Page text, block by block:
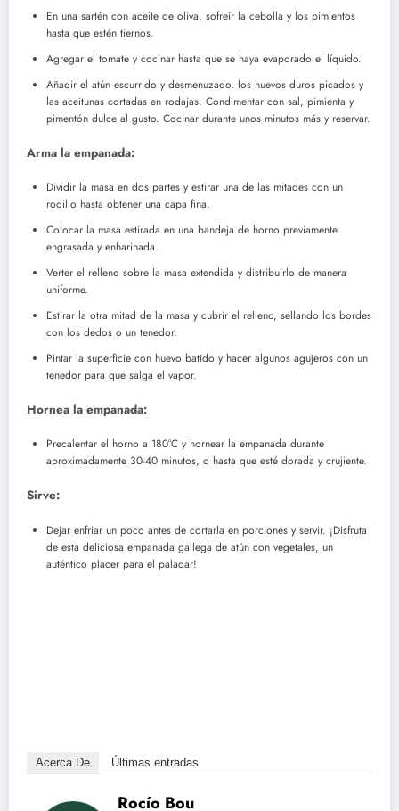
En una sartén con aceite de oliva, sofreír la cebolla y los pimientos
hasta que estén tiernos.
Agregar el tomate y cocinar hasta que se haya evaporado el líquido.
Añadir el atún escurrido y desmenuzado, los huevos duros picados y
las aceitunas cortadas en rodajas. Condimentar con sal, pimienta y
pimentón dulce al gusto. Cocinar durante unos minutos más y reservar.
Arma la empanada:
Dividir la masa en dos partes y estirar una de las mitades con un
rodillo hasta obtener una capa fina.
Colocar la masa estirada en una bandeja de horno previamente
engrasada y enharinada.
Verter el relleno sobre la masa extendida y distribuirlo de manera
uniforme.
Estirar la otra mitad de la masa y cubrir el relleno, sellando los bordes
con los dedos o un tenedor.
Pintar la superficie con huevo batido y hacer algunos agujeros con un
tenedor para que salga el vapor.
Hornea la empanada:
Precalentar el horno a 180°C y hornear la empanada durante
aproximadamente 30-40 minutos, o hasta que esté dorada y crujiente.
Sirve:
Dejar enfriar un poco antes de cortarla en porciones y servir. ¡Disfruta
de esta deliciosa empanada gallega de atún con vegetales, un
auténtico placer para el paladar!
Acerca De Últimas entradas
Rocío Bou